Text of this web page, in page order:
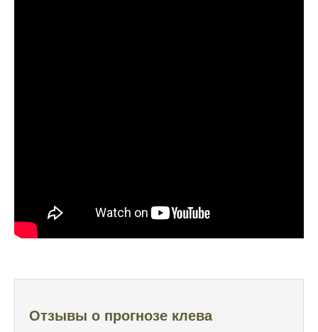
Отзывы о прогнозе клева
клева на ближайшие сутки.
Узнайте, какие факторы влияют на
температуры воды, что делает его более